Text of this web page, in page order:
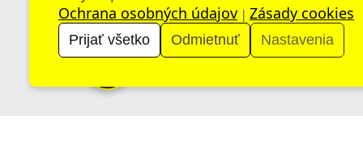
Ochrana osobných údajov | Zásady cookies
Prijať všetko Odmietnuť Nastavenia